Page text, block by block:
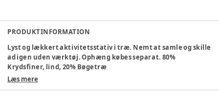
PRODUKTINFORMATION
Lyst og lækkert aktivitetsstativ i træ. Nemt at samle og skille
ad igen uden værktøj. Ophæng købes separat. 80%
Krydsfiner, lind, 20% Bøgetræ
Alder:6-12 mdr, 0-6 mdr
Læs mere